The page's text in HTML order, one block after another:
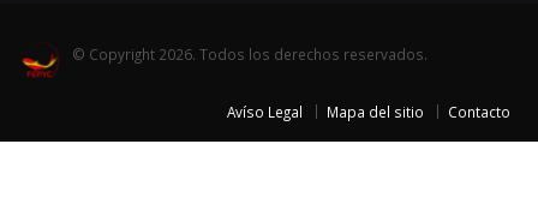
© Copyright 2026. Todos los derechos reservados.
Avíso Legal Mapa del sitio Contacto